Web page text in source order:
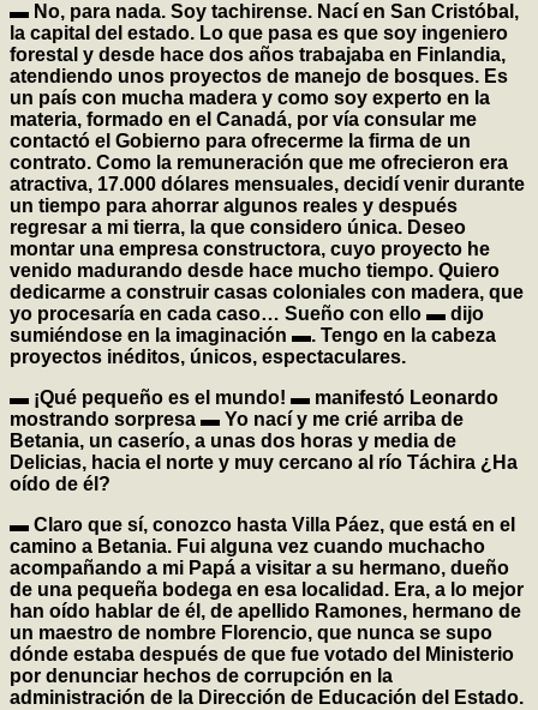
▬ No, para nada. Soy tachirense. Nací en San Cristóbal,
la capital del estado. Lo que pasa es que soy ingeniero
forestal y desde hace dos años trabajaba en Finlandia,
atendiendo unos proyectos de manejo de bosques. Es
un país con mucha madera y como soy experto en la
materia, formado en el Canadá, por vía consular me
contactó el Gobierno para ofrecerme la firma de un
contrato. Como la remuneración que me ofrecieron era
atractiva, 17.000 dólares mensuales, decidí venir durante
un tiempo para ahorrar algunos reales y después
regresar a mi tierra, la que considero única. Deseo
montar una empresa constructora, cuyo proyecto he
venido madurando desde hace mucho tiempo. Quiero
dedicarme a construir casas coloniales con madera, que
yo procesaría en cada caso… Sueño con ello ▬ dijo
sumiéndose en la imaginación ▬. Tengo en la cabeza
proyectos inéditos, únicos, espectaculares.
▬ ¡Qué pequeño es el mundo! ▬ manifestó Leonardo
mostrando sorpresa ▬ Yo nací y me crié arriba de
Betania, un caserío, a unas dos horas y media de
Delicias, hacia el norte y muy cercano al río Táchira ¿Ha
oído de él?
▬ Claro que sí, conozco hasta Villa Páez, que está en el
camino a Betania. Fui alguna vez cuando muchacho
acompañando a mi Papá a visitar a su hermano, dueño
de una pequeña bodega en esa localidad. Era, a lo mejor
han oído hablar de él, de apellido Ramones, hermano de
un maestro de nombre Florencio, que nunca se supo
dónde estaba después de que fue votado del Ministerio
por denunciar hechos de corrupción en la
administración de la Dirección de Educación del Estado.